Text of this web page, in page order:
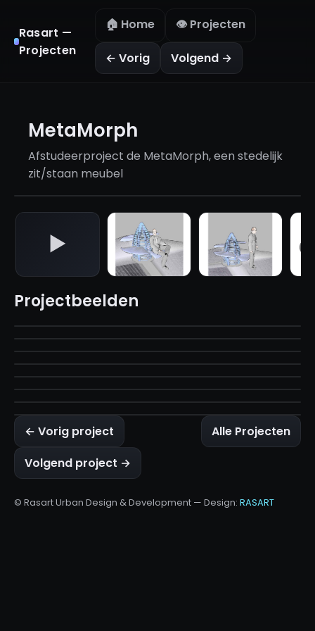
Rasart —
Projecten
🏠 Home 👁️ Projecten
← Vorig Volgend →
MetaMorph
Afstudeerproject de MetaMorph, een stedelijk
zit/staan meubel
Projectbeelden
← Vorig project
Alle Projecten
Volgend project →
© Rasart Urban Design & Development — Design: RASART